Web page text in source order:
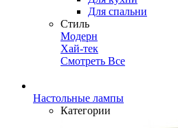
Для спальни
Стиль
Модерн
Хай-тек
Смотреть Все
Настольные лампы
Категории